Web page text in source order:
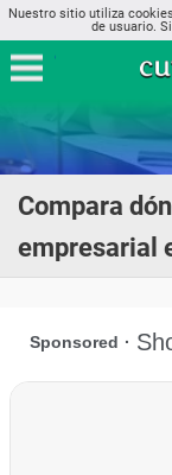
Nuestro sitio utiliza
de usuario.
Compara
empresarial